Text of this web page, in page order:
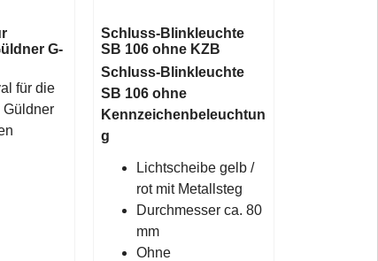
G-
für die
Güldner
Schluss-Blinkleuchte
SB 106 ohne KZB
Schluss-Blinkleuchte
SB 106 ohne
Kennzeichenbeleuchtun
g
Lichtscheibe gelb /
rot mit Metallsteg
Durchmesser ca. 80
mm
Ohne